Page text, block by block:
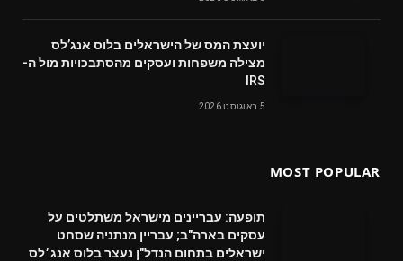
‬מצילה‭ ‬משפחות‭ ‬ועסקים‭ ‬מהסתבכויות‭ ‬מול‭ ‬ה-
IRS
5 באוגוסט 2026
MOST POPULAR
תופעה: עבריינים מישראל משתלטים על
עסקים בארה"ב; עבריין מנתניה שסחט
ישראלים בתחום הנדל"ן נעצר בלוס אנג׳לס